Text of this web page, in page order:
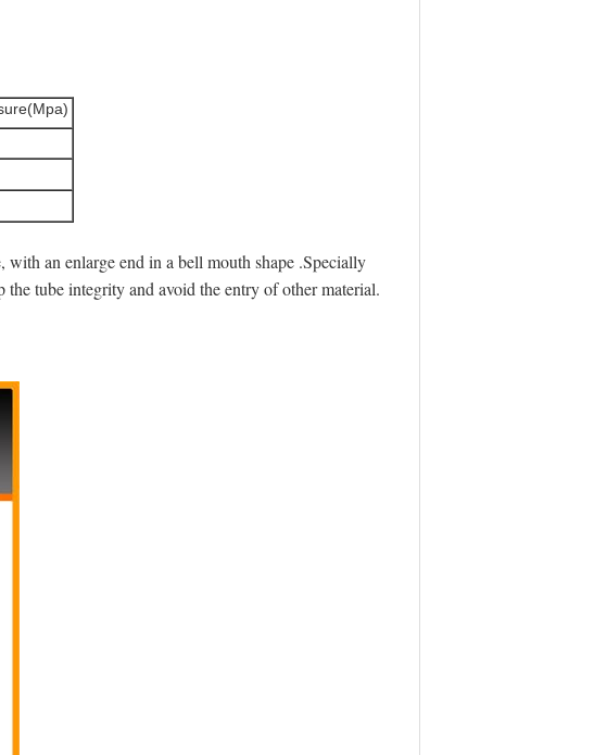
an enlarge end in a bell mouth shape .Specially
tube integrity and avoid the entry of other material.